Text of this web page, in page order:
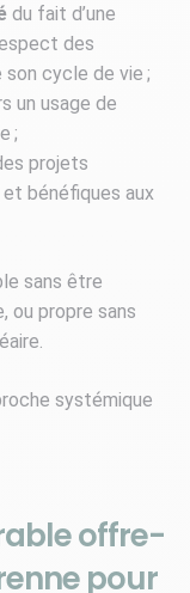
du fait d’une
des
cycle de vie ;
un usage de
;
projets
bénéfiques aux
sans être
ou propre sans
systémique
offre-
pour